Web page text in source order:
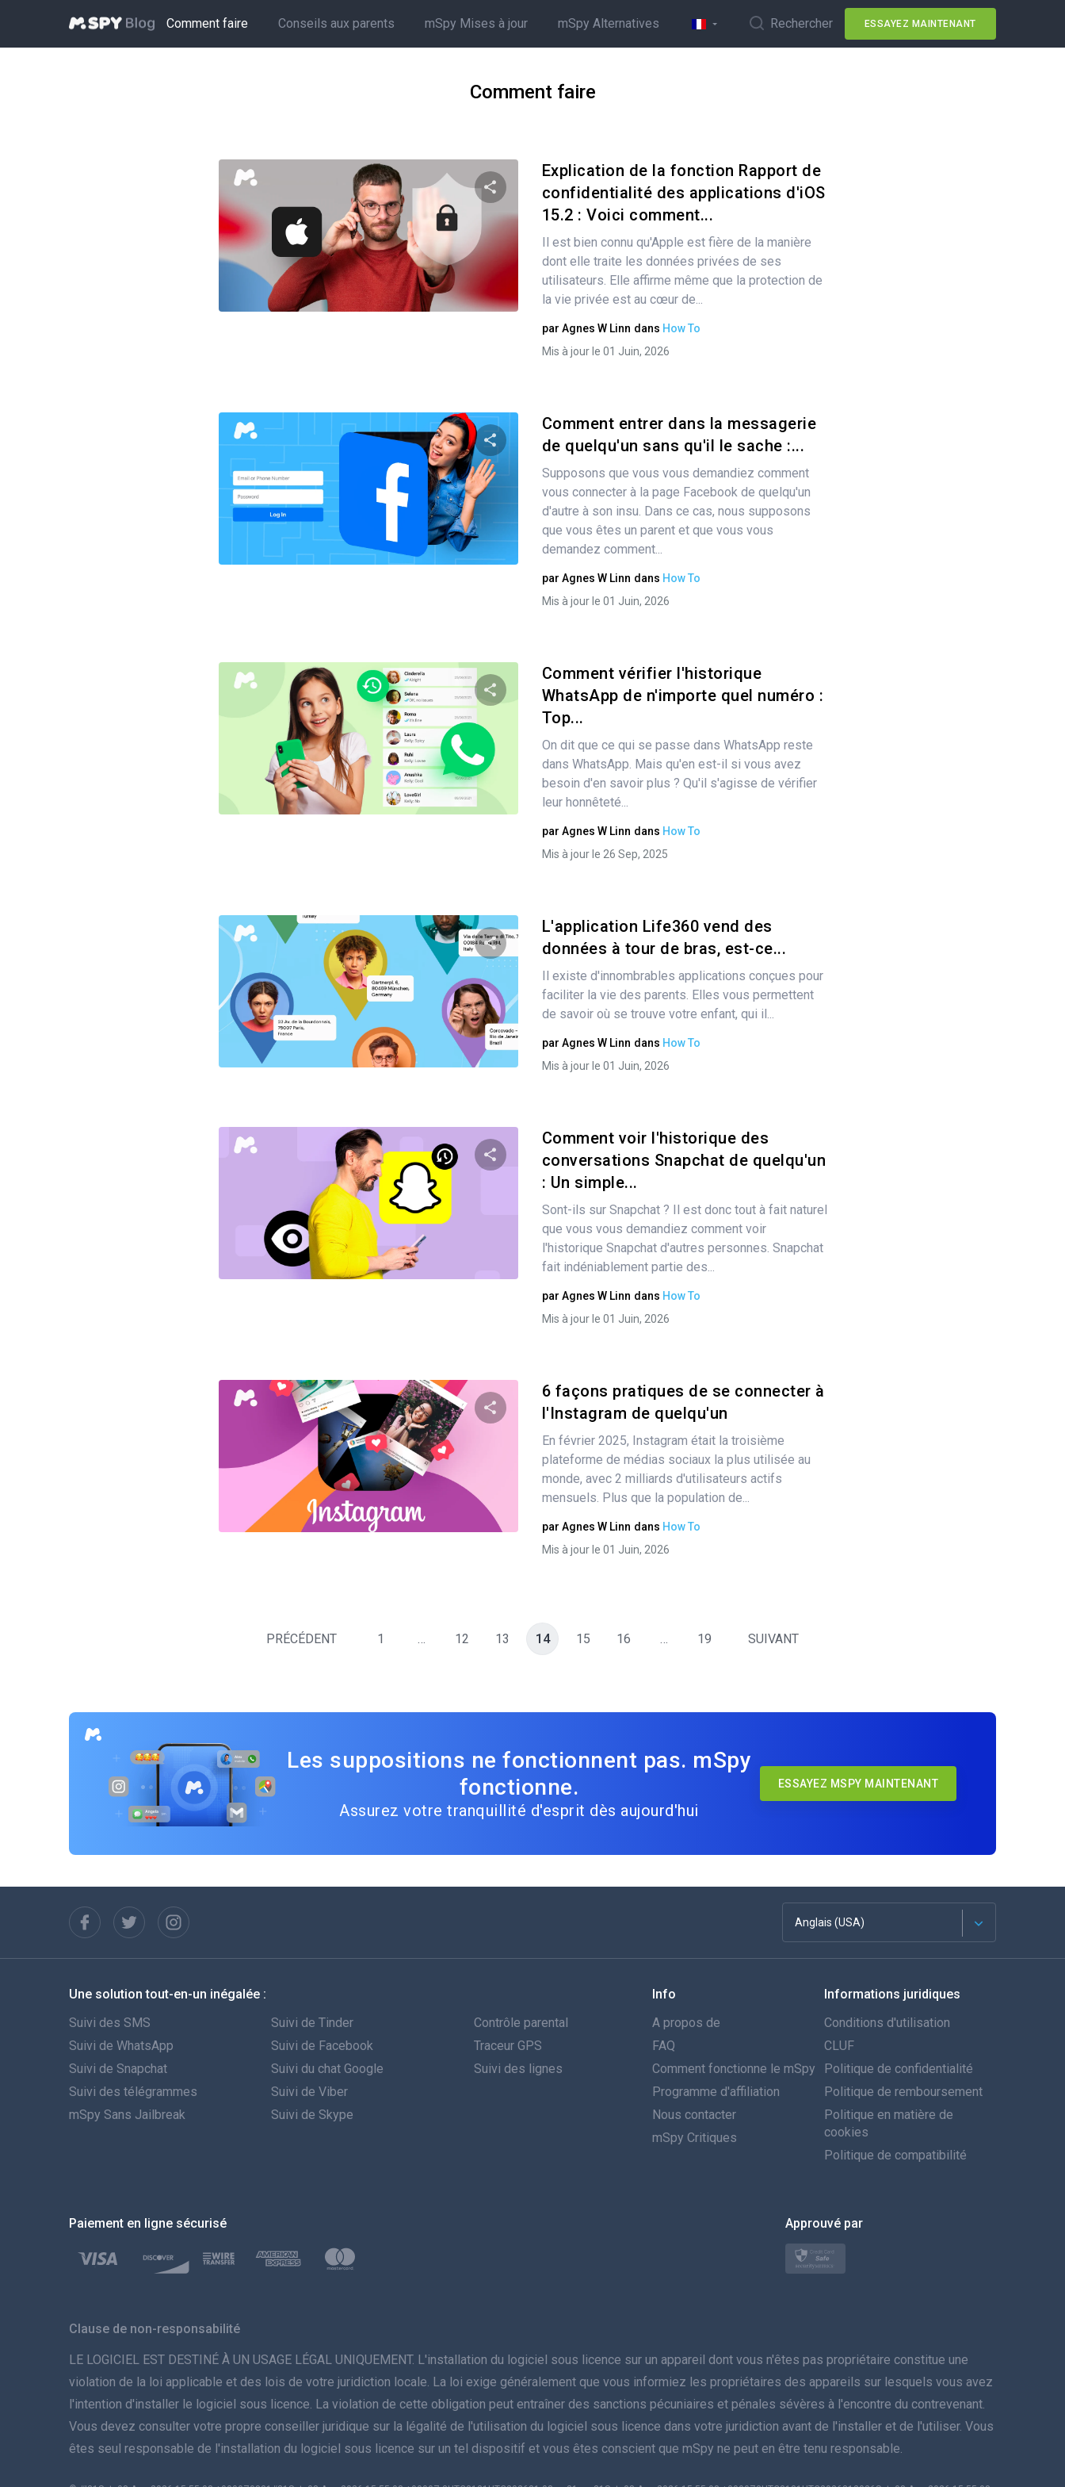
Comment faire Conseils aux parents mSpy Mises à jour mSpy Alternatives Rechercher ESSAYEZ MAINTENANT
Comment faire
Facebook Copier le lien
Explication de la fonction Rapport de
confidentialité des applications d'iOS
15.2 : Voici comment...
Il est bien connu qu'Apple est fière de la manière
dont elle traite les données privées de ses
utilisateurs. Elle affirme même que la protection de
la vie privée est au cœur de...
par Agnes W Linn dans How To
Mis à jour le 01 Juin, 2026
Partager
Facebook Copier le lien
Comment entrer dans la messagerie
de quelqu'un sans qu'il le sache :...
Supposons que vous vous demandiez comment
vous connecter à la page Facebook de quelqu'un
d'autre à son insu. Dans ce cas, nous supposons
que vous êtes un parent et que vous vous
demandez comment...
par Agnes W Linn dans How To
Mis à jour le 01 Juin, 2026
Partager
Facebook Copier le lien
Comment vérifier l'historique
WhatsApp de n'importe quel numéro :
Top...
On dit que ce qui se passe dans WhatsApp reste
dans WhatsApp. Mais qu'en est-il si vous avez
besoin d'en savoir plus ? Qu'il s'agisse de vérifier
leur honnêteté...
par Agnes W Linn dans How To
Mis à jour le 26 Sep, 2025
Partager
Twitter Facebook Copier le lien
L'application Life360 vend des
données à tour de bras, est-ce...
Il existe d'innombrables applications conçues pour
faciliter la vie des parents. Elles vous permettent
de savoir où se trouve votre enfant, qui il...
par Agnes W Linn dans How To
Mis à jour le 01 Juin, 2026
Facebook Copier le lien
Comment voir l'historique des
conversations Snapchat de quelqu'un
: Un simple...
Sont-ils sur Snapchat ? Il est donc tout à fait naturel
que vous vous demandiez comment voir
l'historique Snapchat d'autres personnes. Snapchat
fait indéniablement partie des...
par Agnes W Linn dans How To
Mis à jour le 01 Juin, 2026
Partager
Twitter
6 façons pratiques de se connecter à
l'Instagram de quelqu'un
En février 2025, Instagram était la troisième
plateforme de médias sociaux la plus utilisée au
monde, avec 2 milliards d'utilisateurs actifs
mensuels. Plus que la population de...
par Agnes W Linn dans How To
Mis à jour le 01 Juin, 2026
PRÉCÉDENT 1 … 12 13 14 15 16 … 19 SUIVANT
Les suppositions ne fonctionnent pas. mSpy
fonctionne.
Assurez votre tranquillité d'esprit dès aujourd'hui
ESSAYEZ MSPY MAINTENANT
Anglais (USA)
Français
Espagnol
Português
Italiano
العربية
Türkçe
Polski
Svenska
简体中文
Une solution tout-en-un inégalée :
Suivi des SMS
Suivi de WhatsApp
Suivi de Snapchat
Suivi des télégrammes
mSpy Sans Jailbreak
Suivi de Tinder
Suivi de Facebook
Suivi du chat Google
Suivi de Viber
Suivi de Skype
Contrôle parental
Traceur GPS
Suivi des lignes
Info
A propos de
FAQ
Comment fonctionne le mSpy
Programme d'affiliation
Nous contacter
mSpy Critiques
Informations juridiques
Conditions d'utilisation
CLUF
Politique de confidentialité
Politique de remboursement
Politique en matière de
cookies
Politique de compatibilité
Paiement en ligne sécurisé Approuvé par
Clause de non-responsabilité
LE LOGICIEL EST DESTINÉ À UN USAGE LÉGAL UNIQUEMENT. L'installation du logiciel sous licence sur un appareil dont vous n'êtes pas propriétaire constitue une
violation de la loi applicable et des lois de votre juridiction locale. La loi exige généralement que vous informiez les propriétaires des appareils sur lesquels vous avez
l'intention d'installer le logiciel sous licence. La violation de cette obligation peut entraîner des sanctions pécuniaires et pénales sévères à l'encontre du contrevenant.
Vous devez consulter votre propre conseiller juridique sur la légalité de l'utilisation du logiciel sous licence dans votre juridiction avant de l'installer et de l'utiliser. Vous
êtes seul responsable de l'installation du logiciel sous licence sur un tel dispositif et vous êtes conscient que mSpy ne peut en être tenu responsable.